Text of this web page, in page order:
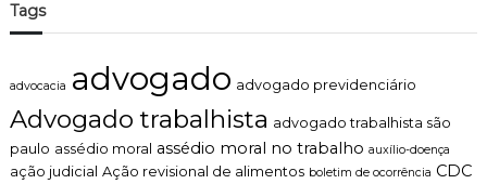
Tags
advocacia advogado advogado previdenciário
Advogado trabalhista advogado trabalhista são
paulo assédio moral assédio moral no trabalho auxílio-doença
ação judicial Ação revisional de alimentos boletim de ocorrência CDC